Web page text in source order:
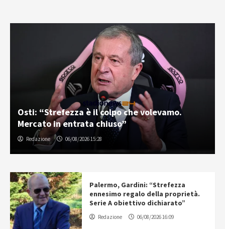
Osti: “Strefezza è il colpo che volevamo.
Mercato in entrata chiuso”
Redazione 06/08/2026 15:28
Palermo, Gardini: “Strefezza
ennesimo regalo della proprietà.
Serie A obiettivo dichiarato”
Redazione 06/08/2026 16:09